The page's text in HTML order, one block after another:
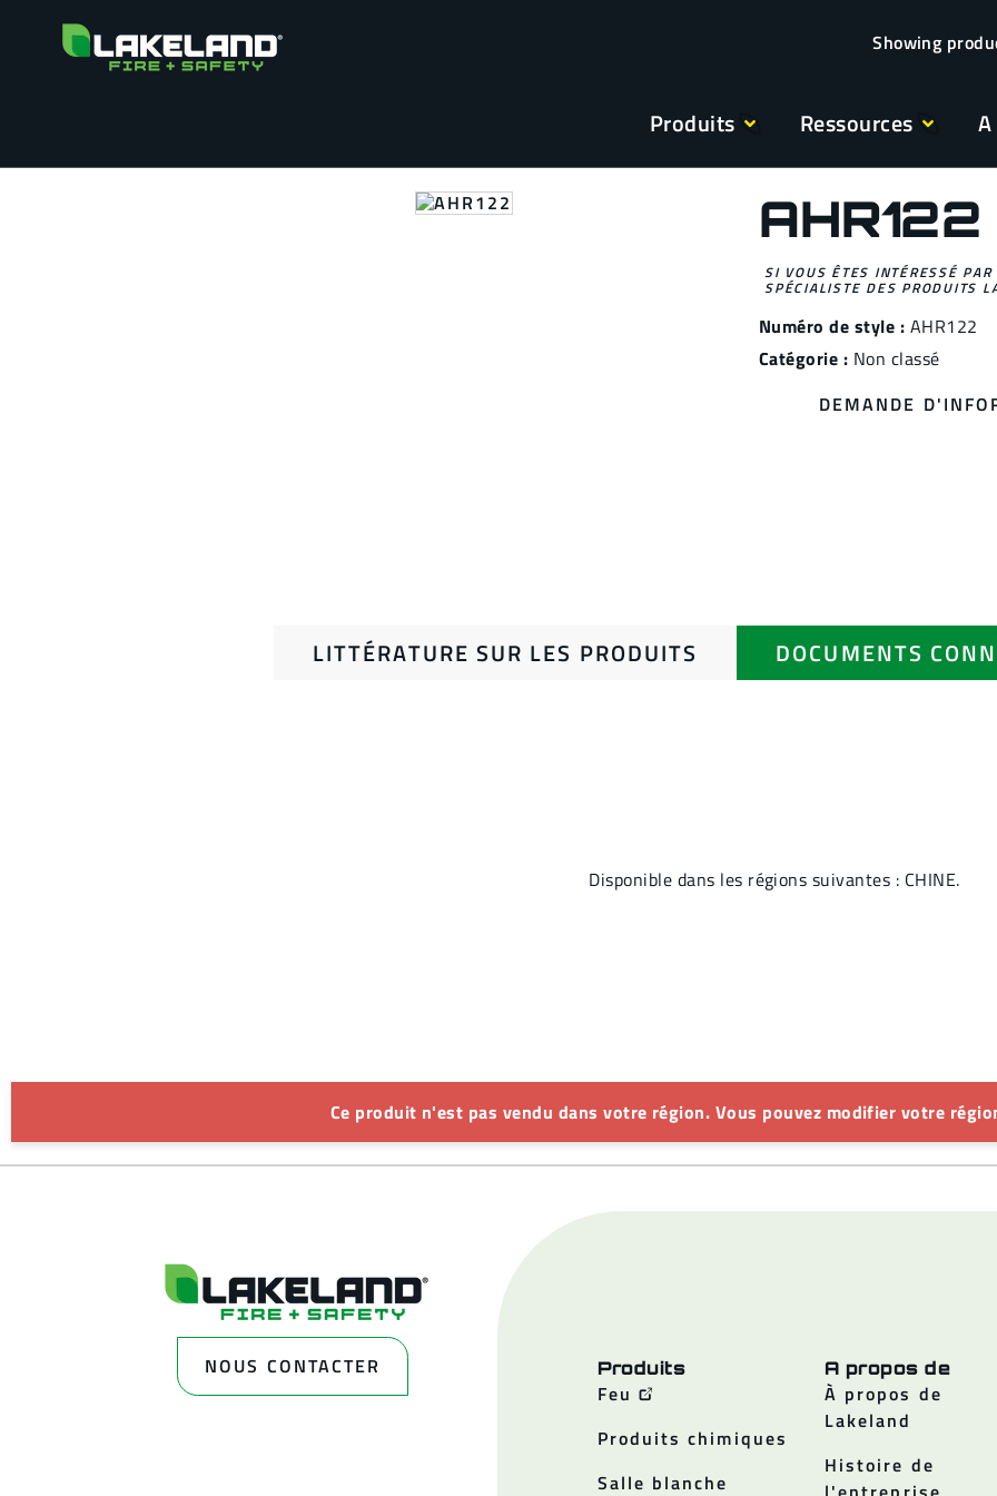
Produits Ressources
AHR122
SI VOUS ÊTES INTÉRESSÉ
SPÉCIALISTE DES PRODUITS
Numéro de style : AHR122
Catégorie : Non classé
DEMANDE
LITTÉRATURE SUR LES PRODUITS DOCUMENTS
Disponible dans les régions suivantes : CHINE.
Ce produit n'est pas vendu dans votre région. Vous pouvez modifier votre
NOUS CONTACTER Produits
Feu
Produits chimiques
Salle blanche
A propos de
À propos de
Lakeland
Histoire de